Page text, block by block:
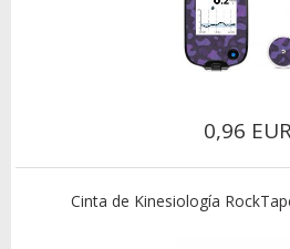
0,96
Cinta de Kinesiología